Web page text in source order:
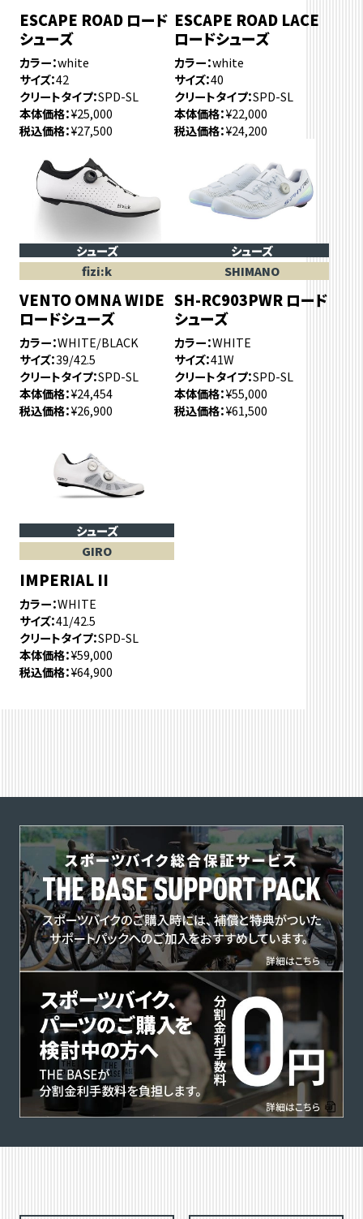
ESCAPE ROAD ロード
シューズ
カラー white
サイズ 42
クリートタイプ SPD-SL
本体価格 ¥25,000
税込価格 ¥27,500
ESCAPE ROAD LACE
ロードシューズ
カラー white
サイズ 40
クリートタイプ SPD-SL
本体価格 ¥22,000
税込価格 ¥24,200
シューズ
fizi:k
VENTO OMNA WIDE
ロードシューズ
カラー WHITE/BLACK
サイズ 39/42.5
クリートタイプ SPD-SL
本体価格 ¥24,454
税込価格 ¥26,900
シューズ
SHIMANO
SH-RC903PWR ロード
シューズ
カラー WHITE
サイズ 41W
クリートタイプ SPD-SL
本体価格 ¥55,000
税込価格 ¥61,500
シューズ
GIRO
IMPERIAL II
カラー WHITE
サイズ 41/42.5
クリートタイプ SPD-SL
本体価格 ¥59,000
税込価格 ¥64,900